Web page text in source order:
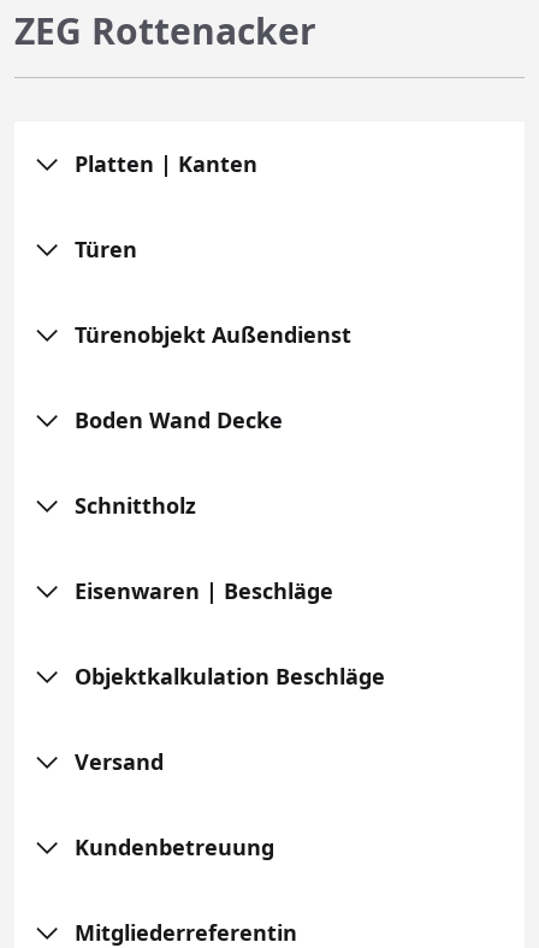
ZEG Rottenacker
Platten | Kanten
Türen
Türenobjekt Außendienst
Boden Wand Decke
Schnittholz
Eisenwaren | Beschläge
Objektkalkulation Beschläge
Versand
Kundenbetreuung
Mitgliederreferentin